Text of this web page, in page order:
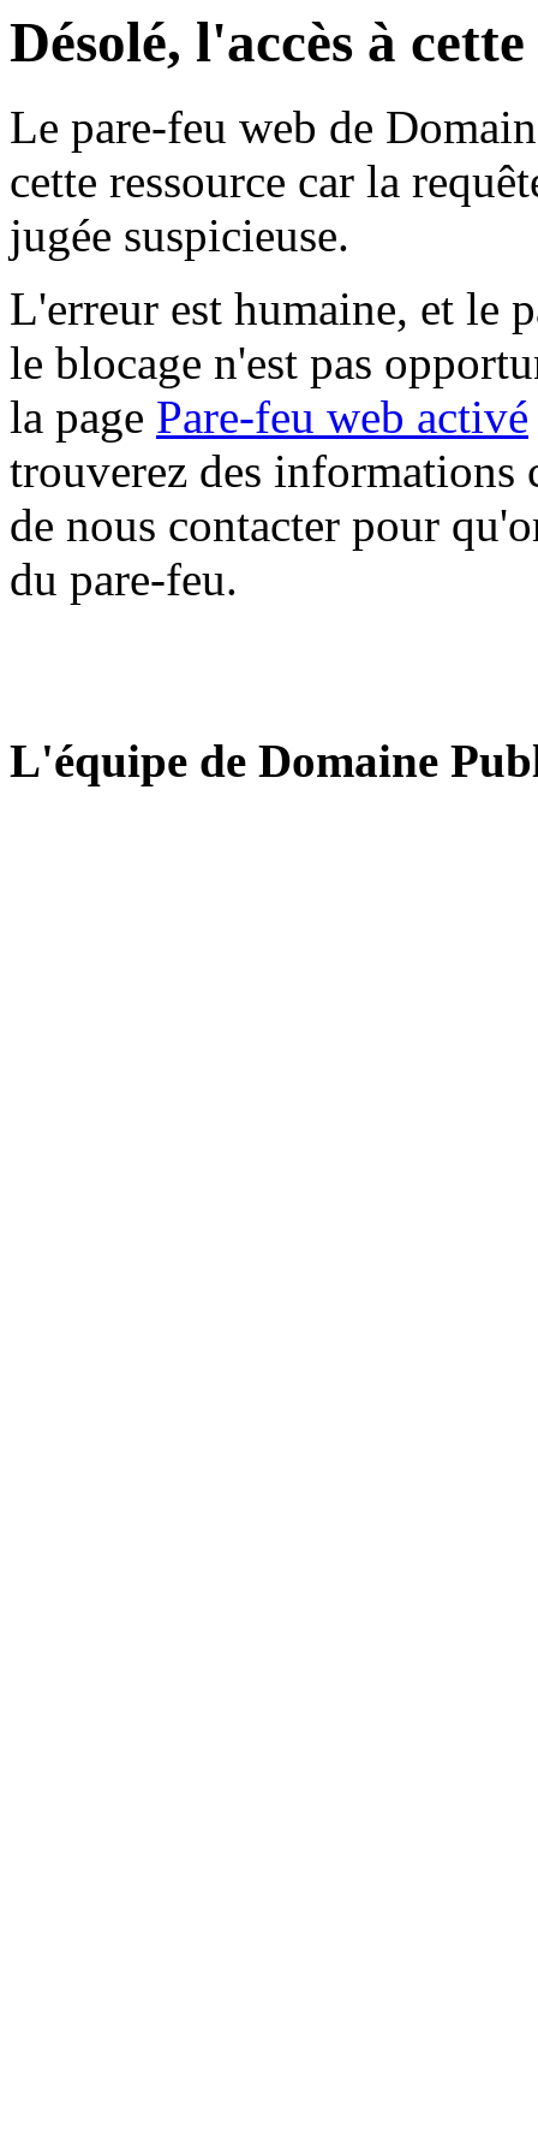
Désolé, l'accès à
Le pare-feu web de
cette ressource car la
jugée suspicieuse.
L'erreur est humaine, et le
le blocage n'est pas
la page Pare-feu web activé
trouverez des informations
de nous contacter pour
du pare-feu.
L'équipe de Domaine